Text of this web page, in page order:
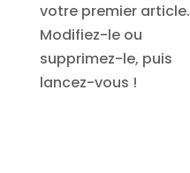
votre premier article.
Modifiez-le ou
supprimez-le, puis
lancez-vous !